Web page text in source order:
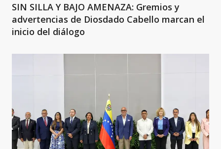
SIN SILLA Y BAJO AMENAZA: Gremios y
advertencias de Diosdado Cabello marcan el
inicio del diálogo